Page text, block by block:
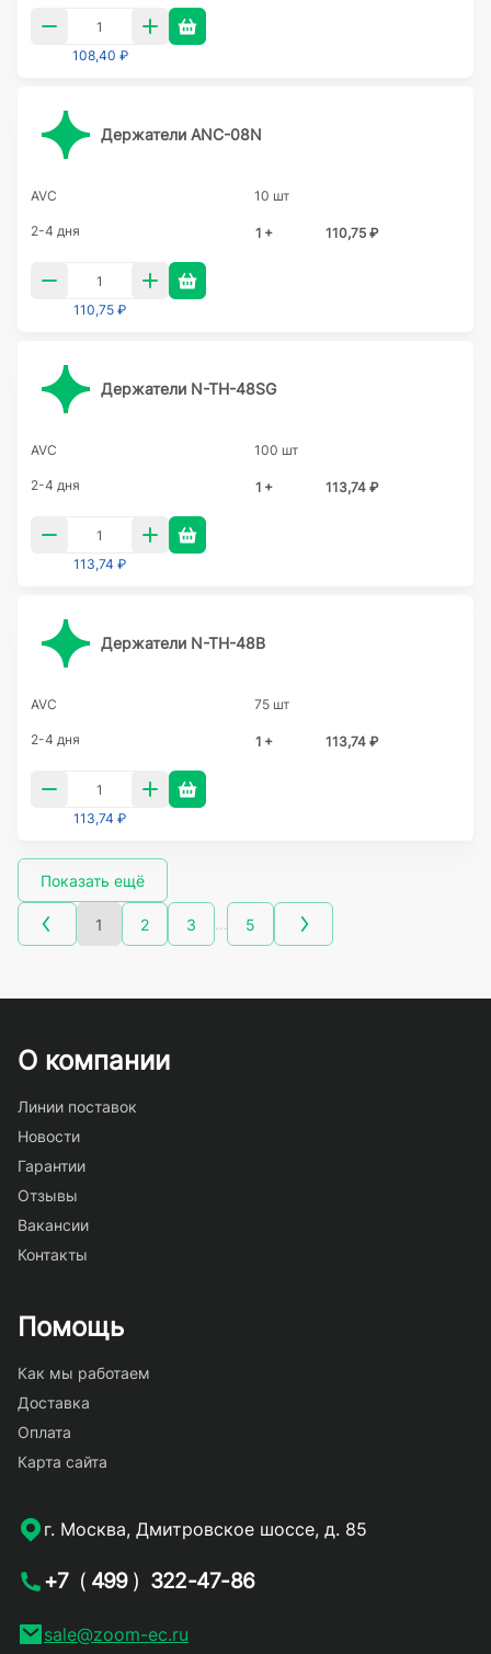
108,40 ₽
Держатели ANC-08N
AVC 10 шт
2-4 дня 1 + 110,75 ₽
110,75 ₽
Держатели N-TH-48SG
AVC 100 шт
2-4 дня 1 + 113,74 ₽
113,74 ₽
Держатели N-TH-48B
AVC 75 шт
2-4 дня 1 + 113,74 ₽
113,74 ₽
Показать ещё
1 2 3 … 5
О компании
Линии поставок
Новости
Гарантии
Отзывы
Вакансии
Контакты
Помощь
Как мы работаем
Доставка
Оплата
Карта сайта
г. Москва, Дмитровское шоссе, д. 85
+7 ( 499 ) 322-47-86
sale@zoom-ec.ru